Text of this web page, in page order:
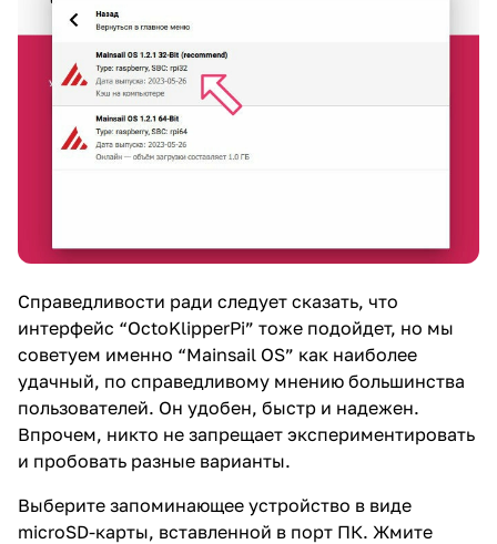
Справедливости ради следует сказать, что
интерфейс “OctoKlipperPi” тоже подойдет, но мы
советуем именно “Mainsail OS” как наиболее
удачный, по справедливому мнению большинства
пользователей. Он удобен, быстр и надежен.
Впрочем, никто не запрещает экспериментировать
и пробовать разные варианты.
Выберите запоминающее устройство в виде
microSD-карты, вставленной в порт ПК. Жмите